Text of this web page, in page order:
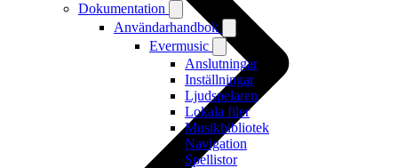
Dokumentation
Användarhandbok
Evermusic
Anslutningar
Inställningar
Ljudspelaren
Lokala filer
Musikbibliotek
Navigation
Spellistor